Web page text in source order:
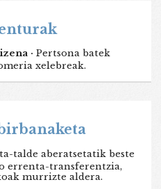
izena · Pertsona batek
xelebreak.
talde aberatsetatik beste
errenta-transferentzia,
murrizte aldera.